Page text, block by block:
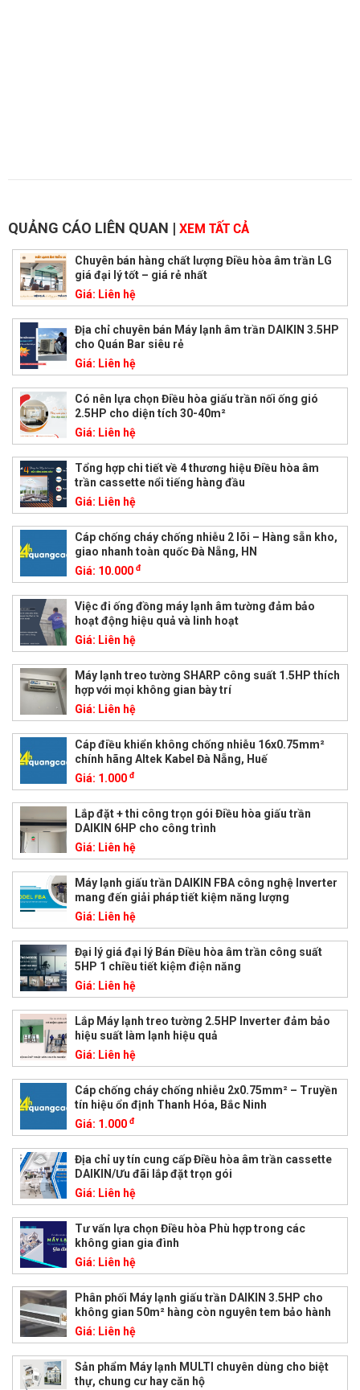
QUẢNG CÁO LIÊN QUAN | XEM TẤT CẢ
Chuyên bán hàng chất lượng Điều hòa âm trần LG
giá đại lý tốt – giá rẻ nhất
Giá: Liên hệ
Địa chỉ chuyên bán Máy lạnh âm trần DAIKIN 3.5HP
cho Quán Bar siêu rẻ
Giá: Liên hệ
Có nên lựa chọn Điều hòa giấu trần nối ống gió
2.5HP cho diện tích 30-40m²
Giá: Liên hệ
Tổng hợp chi tiết về 4 thương hiệu Điều hòa âm
trần cassette nổi tiếng hàng đầu
Giá: Liên hệ
Cáp chống cháy chống nhiễu 2 lõi – Hàng sẵn kho,
giao nhanh toàn quốc Đà Nẵng, HN
Giá: 10.000 đ
Việc đi ống đồng máy lạnh âm tường đảm bảo
hoạt động hiệu quả và linh hoạt
Giá: Liên hệ
Máy lạnh treo tường SHARP công suất 1.5HP thích
hợp với mọi không gian bày trí
Giá: Liên hệ
Cáp điều khiển không chống nhiễu 16x0.75mm²
chính hãng Altek Kabel Đà Nẵng, Huế
Giá: 1.000 đ
Lắp đặt + thi công trọn gói Điều hòa giấu trần
DAIKIN 6HP cho công trình
Giá: Liên hệ
Máy lạnh giấu trần DAIKIN FBA công nghệ Inverter
mang đến giải pháp tiết kiệm năng lượng
Giá: Liên hệ
Đại lý giá đại lý Bán Điều hòa âm trần công suất
5HP 1 chiều tiết kiệm điện năng
Giá: Liên hệ
Lắp Máy lạnh treo tường 2.5HP Inverter đảm bảo
hiệu suất làm lạnh hiệu quả
Giá: Liên hệ
Cáp chống cháy chống nhiễu 2x0.75mm² – Truyền
tín hiệu ổn định Thanh Hóa, Bắc Ninh
Giá: 1.000 đ
Địa chỉ uy tín cung cấp Điều hòa âm trần cassette
DAIKIN/Ưu đãi lắp đặt trọn gói
Giá: Liên hệ
Tư vấn lựa chọn Điều hòa Phù hợp trong các
không gian gia đình
Giá: Liên hệ
Phân phối Máy lạnh giấu trần DAIKIN 3.5HP cho
không gian 50m² hàng còn nguyên tem bảo hành
Giá: Liên hệ
Sản phẩm Máy lạnh MULTI chuyên dùng cho biệt
thự, chung cư hay căn hộ